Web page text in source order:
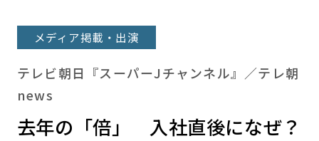
メディア掲載・出演
テレビ朝日『スーパーJチャンネル』／テレ朝
news
去年の「倍」 入社直後になぜ？